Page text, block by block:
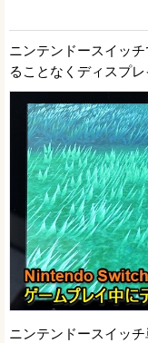
ニンテンドースイッ
ることなくディスプ
ニンテンドースイッ